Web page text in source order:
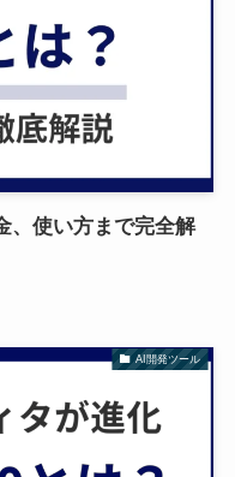
、使い方まで完全解
AI開発ツール